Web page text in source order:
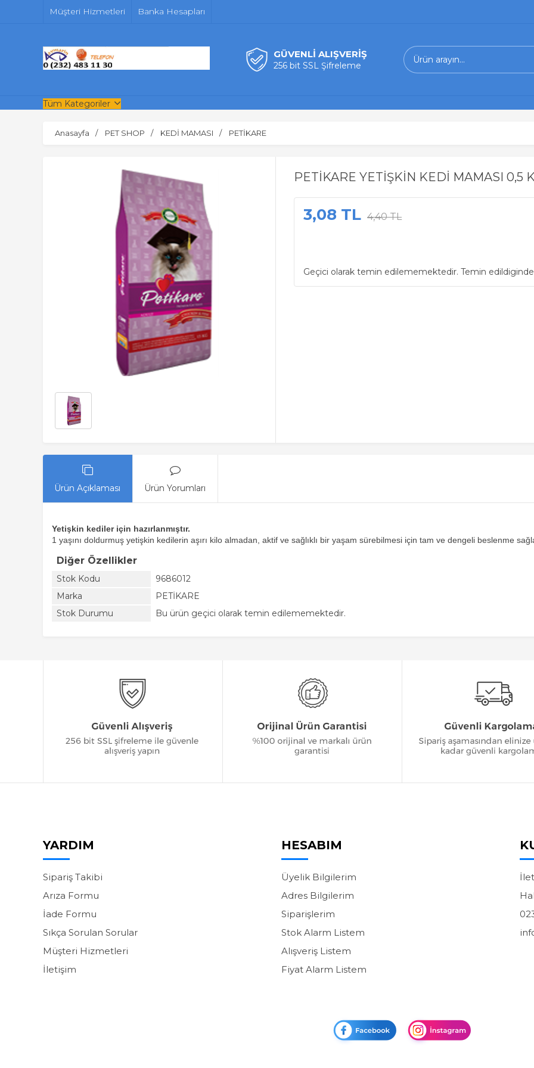
Müşteri Hizmetleri Banka Hesapları
GÜVENLİ ALIŞVERİŞ
256 bit SSL Şifreleme
Tüm Kategoriler
Anasayfa PET SHOP KEDİ MAMASI PETİKARE
PETİKARE YETİŞKİN KEDİ MAMASI 0,5
3,08 TL 4,40 TL
Geçici olarak temin edilememektedir. Temin edildiginde
Ürün Açıklaması Ürün Yorumları
Yetişkin kediler için hazırlanmıştır.
1 yaşını doldurmuş yetişkin kedilerin aşırı kilo almadan, aktif ve sağlıklı bir yaşam sürebilmesi için tam ve dengeli beslenme
Diğer Özellikler
Stok Kodu
9686012
Marka
PETİKARE
Stok Durumu
Bu ürün geçici olarak temin edilememektedir.
YARDIM
Sipariş Takibi
Arıza Formu
İade Formu
Sıkça Sorulan Sorular
Müşteri Hizmetleri
İletişim
HESABIM
Üyelik Bilgilerim
Adres Bilgilerim
Siparişlerim
Stok Alarm Listem
Alışveriş Listem
Fiyat Alarm Listem